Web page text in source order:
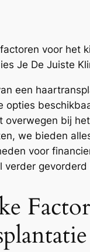
voor het
Je De Juiste
een
opties
overwegen bij
we bieden
voor
verder